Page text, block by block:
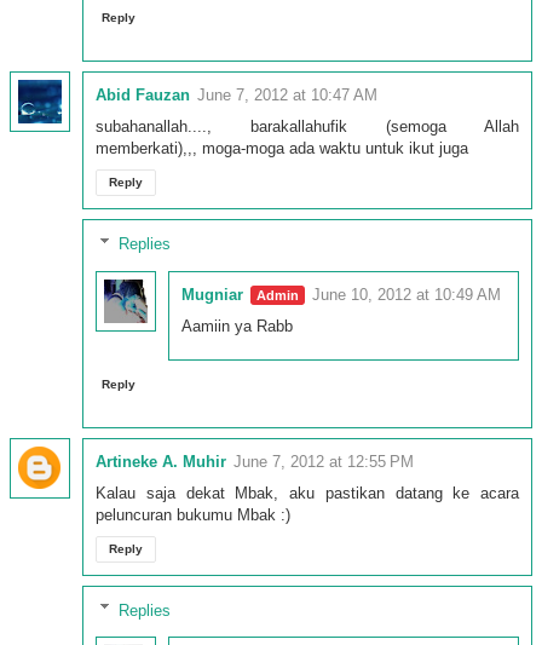
Reply
Abid Fauzan June 7, 2012 at 10:47 AM
subahanallah...., barakallahufik (semoga Allah
memberkati),,, moga-moga ada waktu untuk ikut juga
Reply
Replies
Mugniar
June 10, 2012 at 10:49 AM
Aamiin ya Rabb
Reply
Artineke A. Muhir June 7, 2012 at 12:55 PM
Kalau saja dekat Mbak, aku pastikan datang ke acara
peluncuran bukumu Mbak :)
Reply
Replies